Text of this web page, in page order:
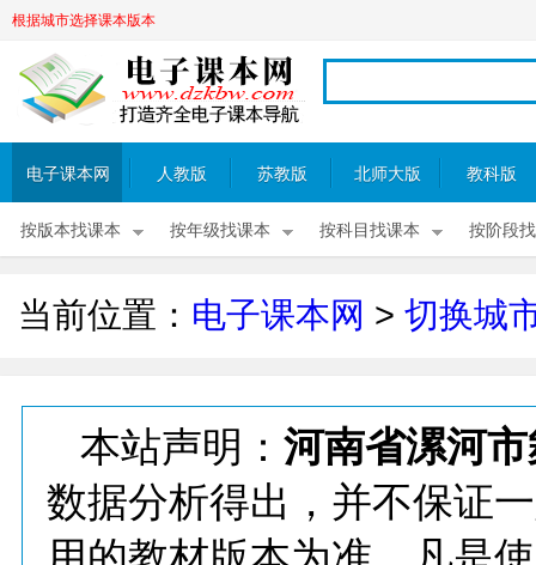
根据城市选择课本版本
电子课本网 人教版 苏教版 北师大版 教科版
按版本找课本 按年级找课本 按科目找课本 按阶段
当前位置： 电子课本网 > 切换城
本站声明： 河南省漯河
数据分析得出，并不保证